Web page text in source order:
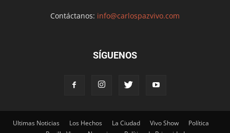
Contáctanos: info@carlospazvivo.com
SÍGUENOS
Ultimas Noticias Los Hechos La Ciudad Vivo Show
Política